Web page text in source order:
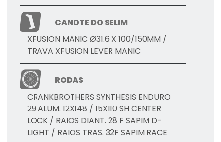
CANOTE DO SELIM
XFUSION MANIC Ø31.6 X 100/150MM /
TRAVA XFUSION LEVER MANIC
RODAS
CRANKBROTHERS SYNTHESIS ENDURO
29 ALUM. 12X148 / 15X110 SH CENTER
LOCK / RAIOS DIANT. 28 F SAPIM D-
LIGHT / RAIOS TRAS. 32F SAPIM RACE